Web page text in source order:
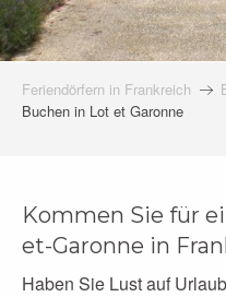
Feriendörfern in Frankreich
Buchen in Lot et Garonne
Kommen Sie für
et-Garonne in
Haben Sie Lust auf